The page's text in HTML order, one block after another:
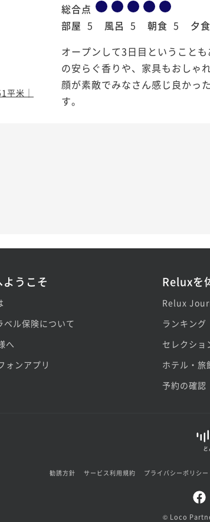
平米｜
総合点
部屋 5 風呂 5 朝食 5 夕食
オープンして3日目ということ
の安らぐ香りや、家具もおしゃ
顔が素敵でみなさん感じ良かっ
す。
うこそ
ル保険について
へ
ォンアプリ
Reluxを
Relux
ランキング
セレクショ
ホテル・旅
予約の確認
勧誘方針 サービス利用規約 プライバシーポリシー
© Loco